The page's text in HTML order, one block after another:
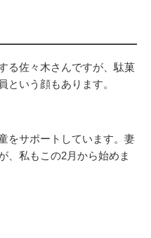
る佐々木さんですが、駄菓
という顔もあります。
をサポートしています。妻
、私もこの2月から始めま